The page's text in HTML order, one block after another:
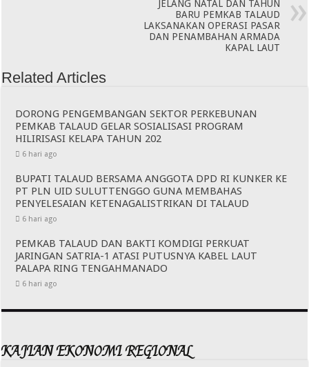
JELANG NATAL DAN TAHUN
BARU PEMKAB TALAUD
LAKSANAKAN OPERASI PASAR
DAN PENAMBAHAN ARMADA
KAPAL LAUT
Related Articles
DORONG PENGEMBANGAN SEKTOR PERKEBUNAN
PEMKAB TALAUD GELAR SOSIALISASI PROGRAM
HILIRISASI KELAPA TAHUN 202
6 hari ago
BUPATI TALAUD BERSAMA ANGGOTA DPD RI KUNKER KE
PT PLN UID SULUTTENGGO GUNA MEMBAHAS
PENYELESAIAN KETENAGALISTRIKAN DI TALAUD
6 hari ago
PEMKAB TALAUD DAN BAKTI KOMDIGI PERKUAT
JARINGAN SATRIA-1 ATASI PUTUSNYA KABEL LAUT
PALAPA RING TENGAHMANADO
6 hari ago
KAJIAN EKONOMI REGIONAL